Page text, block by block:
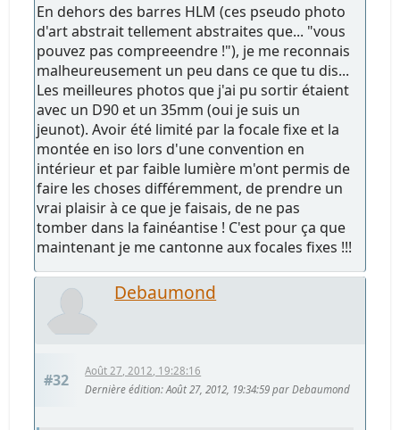
En dehors des barres HLM (ces pseudo photo
d'art abstrait tellement abstraites que... "vous
pouvez pas compreeendre !"), je me reconnais
malheureusement un peu dans ce que tu dis...
Les meilleures photos que j'ai pu sortir étaient
avec un D90 et un 35mm (oui je suis un
jeunot). Avoir été limité par la focale fixe et la
montée en iso lors d'une convention en
intérieur et par faible lumière m'ont permis de
faire les choses différemment, de prendre un
vrai plaisir à ce que je faisais, de ne pas
tomber dans la fainéantise ! C'est pour ça que
maintenant je me cantonne aux focales fixes !!!
Debaumond
#32
Août 27, 2012, 19:28:16
Dernière édition: Août 27, 2012, 19:34:59 par Debaumond